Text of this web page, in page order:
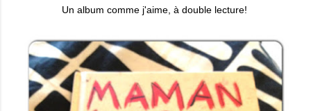
Un album comme j'aime, à double lecture!